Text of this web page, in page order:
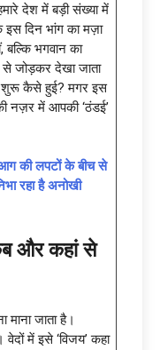
देश में बड़ी संख्या में
इस दिन भांग का मज़ा
बल्कि भगवान का
जोड़कर देखा जाता
शुरू कैसे हुई? मगर इस
नज़र में आपकी ‘ठंडई’
की लपटों के बीच से
रहा है अनोखी
और कहां से
माना जाता है।
में इसे ‘विजय’ कहा